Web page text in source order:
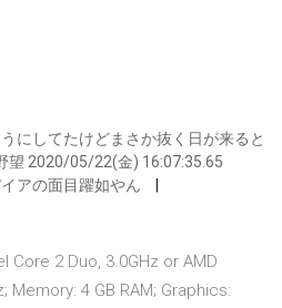
にしてたけどまさか抜く日が来ると
望 2020/05/22(金) 16:07:35.65
アの面目躍如やん
Core 2 Duo, 3.0GHz or AMD
Memory: 4 GB RAM; Graphics: